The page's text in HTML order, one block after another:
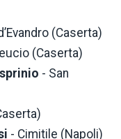
(Caserta)
(Caserta)
- San
- Cimitile (Napoli)